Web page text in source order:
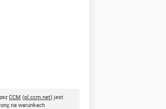
CCM (pl.ccm.net) jest
na warunkach